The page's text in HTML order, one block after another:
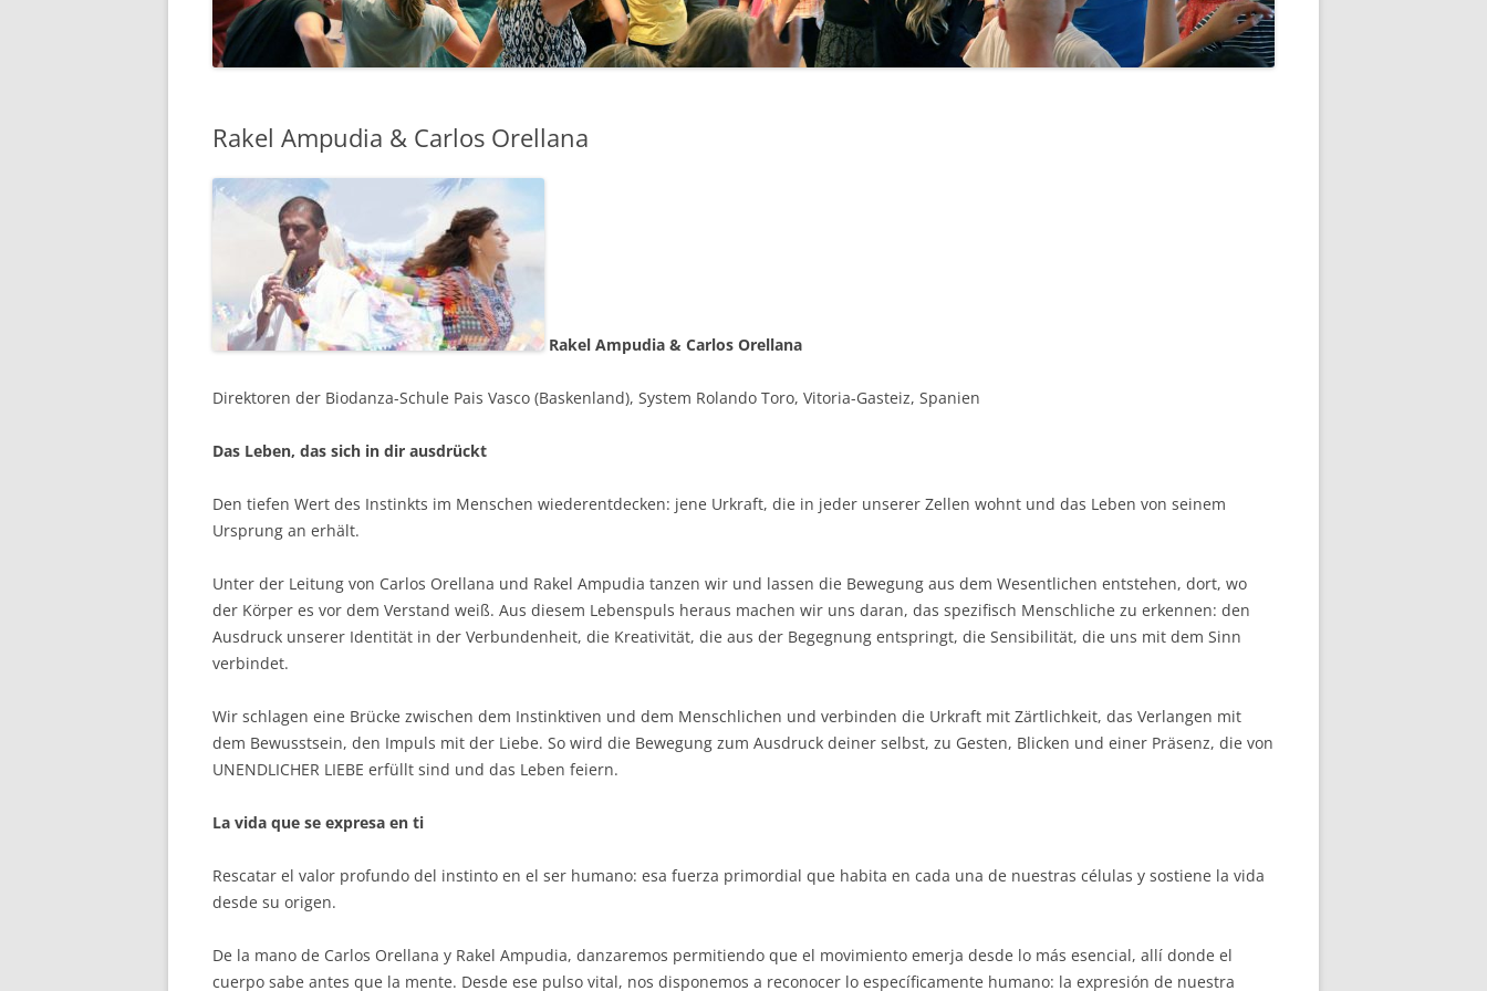
BIRGIT MUTZE
6. BIODANZA-FEST 2016
7. BIODANZA-FEST 2017
9. BIODANZA-FEST-2019
10. BIODANZA-FEST 2022
11. BIODANZA-FEST-2023
12. BIODANZA-FEST-2024
13. BIODANZA-FEST-2025
Rakel Ampudia & Carlos Orellana
Rakel Ampudia & Carlos Orellana
Direktoren der Biodanza-Schule Pais Vasco (Baskenland), System Rolando Toro, Vitoria-Gasteiz, Spanien
Das Leben, das sich in dir ausdrückt
Den tiefen Wert des Instinkts im Menschen wiederentdecken: jene Urkraft, die in jeder unserer Zellen wohnt und das Leben von seinem
Ursprung an erhält.
Unter der Leitung von Carlos Orellana und Rakel Ampudia tanzen wir und lassen die Bewegung aus dem Wesentlichen entstehen, dort, wo
der Körper es vor dem Verstand weiß. Aus diesem Lebenspuls heraus machen wir uns daran, das spezifisch Menschliche zu erkennen: den
Ausdruck unserer Identität in der Verbundenheit, die Kreativität, die aus der Begegnung entspringt, die Sensibilität, die uns mit dem Sinn
verbindet.
Wir schlagen eine Brücke zwischen dem Instinktiven und dem Menschlichen und verbinden die Urkraft mit Zärtlichkeit, das Verlangen mit
dem Bewusstsein, den Impuls mit der Liebe. So wird die Bewegung zum Ausdruck deiner selbst, zu Gesten, Blicken und einer Präsenz, die von
UNENDLICHER LIEBE erfüllt sind und das Leben feiern.
La vida que se expresa en ti
Rescatar el valor profundo del instinto en el ser humano: esa fuerza primordial que habita en cada una de nuestras células y sostiene la vida
desde su origen.
De la mano de Carlos Orellana y Rakel Ampudia, danzaremos permitiendo que el movimiento emerja desde lo más esencial, allí donde el
cuerpo sabe antes que la mente. Desde ese pulso vital, nos disponemos a reconocer lo específicamente humano: la expresión de nuestra